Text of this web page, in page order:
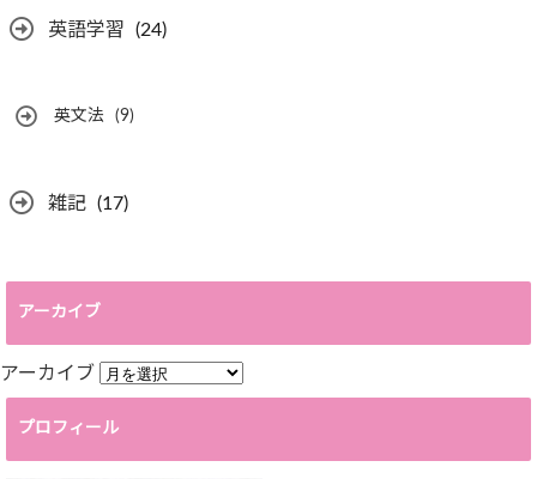
英語学習 (24)
英文法 (9)
雑記 (17)
アーカイブ
アーカイブ
プロフィール